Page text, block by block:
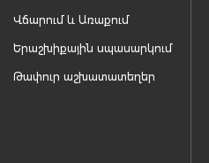
Վճարում և Առաքում
Երաշխիքային սպասարկում
Թափուր աշխատատեղեր